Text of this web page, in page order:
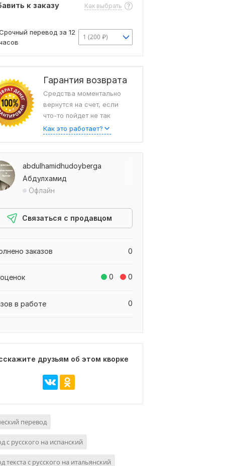
к заказу Как выбрать
перевод за 12
1 (200 ₽)
Гарантия возврата
Средства моментально
вернутся на счет, если
что-то пойдет не так
Как это работает?
abdulhamidhudoyberga
Абдулхамид
Офлайн
Связаться с продавцом
0
заказов
0 0
0
в работе
друзьям об этом кворке
перевод
с русского на испанский
текста с русского на итальянский